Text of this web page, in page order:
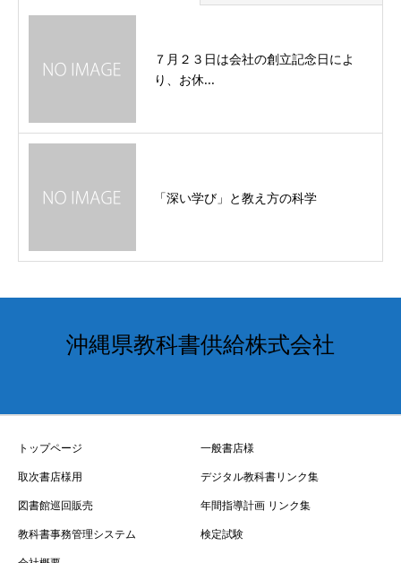
７月２３日は会社の創立記念日によ
り、お休...
「深い学び」と教え方の科学
沖縄県教科書供給株式会社
トップページ
一般書店様
取次書店様用
デジタル教科書リンク集
図書館巡回販売
年間指導計画 リンク集
教科書事務管理システム
検定試験